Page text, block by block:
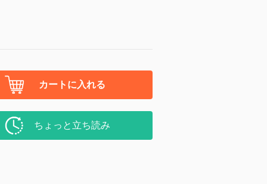
カートに入れる
ちょっと立ち読み